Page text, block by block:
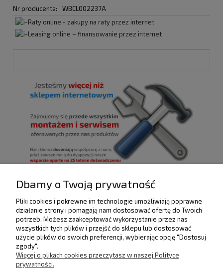
Nr producenta:
WBCL002237A
POMOC
DOSTAWA I PŁATNOŚCI
Dbamy o Twoją prywatność
Pliki cookies i pokrewne im technologie umożliwiają poprawne
działanie strony i pomagają nam dostosować ofertę do Twoich
potrzeb. Możesz zaakceptować wykorzystanie przez nas
wszystkich tych plików i przejść do sklepu lub dostosować
użycie plików do swoich preferencji, wybierając opcję "Dostosuj
zgody".
Więcej o plikach cookies przeczytasz w naszej Polityce
prywatności.